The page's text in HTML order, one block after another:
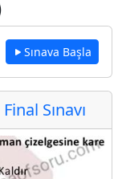
Sınava Başla
Sınavı